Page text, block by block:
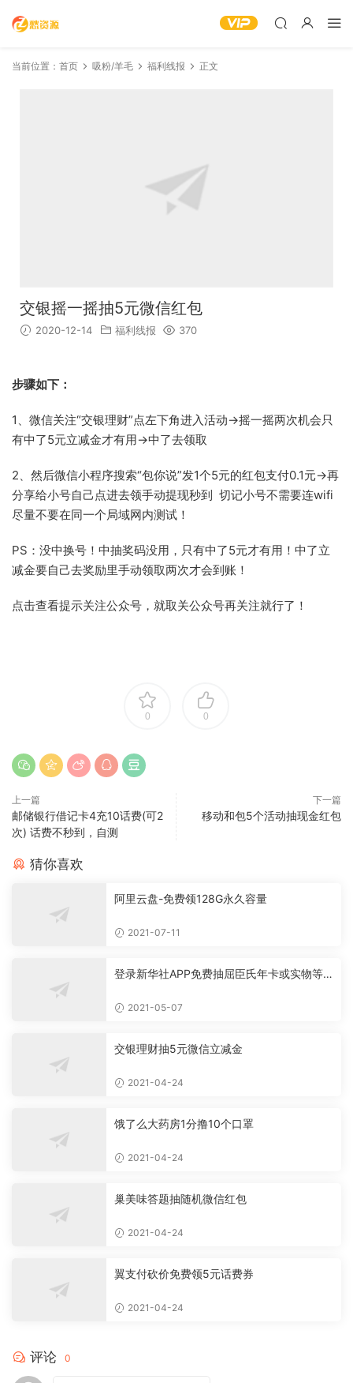
当前位置： 首页 吸粉/羊毛 福利线报 正文
交银摇一摇抽5元微信红包
2020-12-14 福利线报 370
步骤如下：
1、微信关注“交银理财”点左下角进入活动->摇一摇两次机会只
有中了5元立减金才有用->中了去领取
2、然后微信小程序搜索“包你说”发1个5元的红包支付0.1元->再
分享给小号自己点进去领手动提现秒到 切记小号不需要连wifi
尽量不要在同一个局域网内测试！
PS：没中换号！中抽奖码没用，只有中了5元才有用！中了立
减金要自己去奖励里手动领取两次才会到账！
点击查看提示关注公众号，就取关公众号再关注就行了！
0 0
上一篇
邮储银行借记卡4充10话费(可2
次) 话费不秒到，自测
下一篇
移动和包5个活动抽现金红包
猜你喜欢
阿里云盘-免费领128G永久容量
2021-07-11
登录新华社APP免费抽屈臣氏年卡或实物等
2021-05-07
交银理财抽5元微信立减金
2021-04-24
饿了么大药房1分撸10个口罩
2021-04-24
巢美味答题抽随机微信红包
2021-04-24
翼支付砍价免费领5元话费券
2021-04-24
评论 0